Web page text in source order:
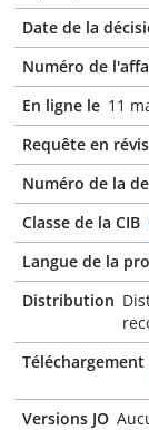
Date de la
Numéro de
En ligne le 11
Requête en
Numéro de la
Classe de la CIB
Langue de la
Distribution
Téléchargement
Versions JO